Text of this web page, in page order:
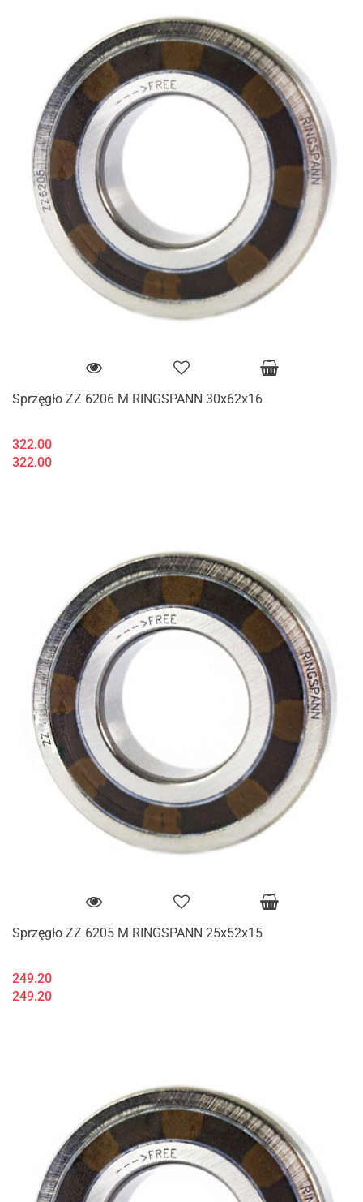
Sprzęgło ZZ 6206 M RINGSPANN 30x62x16
322.00
322.00
Sprzęgło ZZ 6205 M RINGSPANN 25x52x15
249.20
249.20